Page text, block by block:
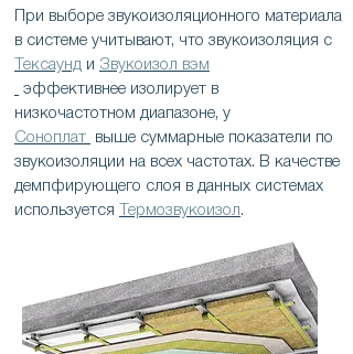
При выборе звукоизоляционного материала
в системе учитывают, что звукоизоляция с
Тексаунд и Звукоизол вэм
эффективнее изолирует в
низкочастотном диапазоне, у
Соноплат
выше суммарные показатели по
звукоизоляции на всех частотах. В качестве
демпфирующего слоя в данных системах
используется
Термозвукоизол.